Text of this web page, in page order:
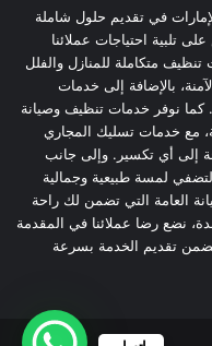
في تقديم حلول شاملة
تلبية احتياجات عملائنا
تنظيف متكاملة للمنازل والفلل
بالإضافة إلى خدمات
كما نوفر خدمات تنظيف وصيانة
مع خدمات تسليك المجاري
إلى أي تكسير. وإلى جانب
لمسة طبيعية وجمالية
العامة التي تضمن لك راحة
نضع رضا عملائنا في المقدمة
تقديم الخدمة بسرعة